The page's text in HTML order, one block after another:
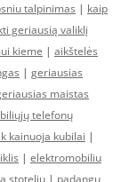
talpinimas | kaip
geriausią valiklį
kieme | aikštelės
| geriausias
maistas
telefonų
kainuoja kubilai |
| elektromobiliu
stoteliu | padangų